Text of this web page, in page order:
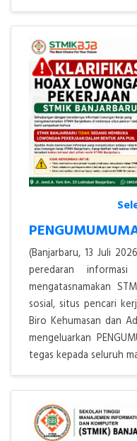
(Banjarbaru, 13 Juli
peredaran
mengatasnamakan
sosial, situs pencari
Biro Kehumasan dan
mengeluarkan
tegas kepada seluruh